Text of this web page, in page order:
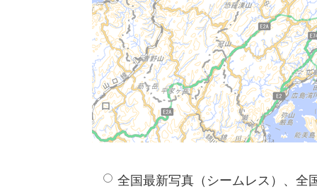
全国最新写真（シームレス）、全